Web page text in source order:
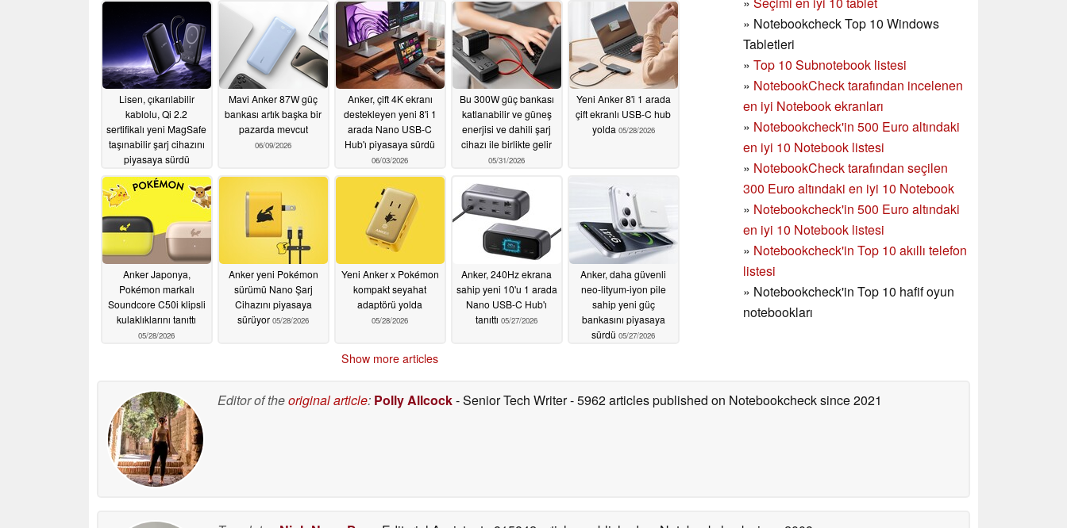
» Notebookcheck Top 10 Windows
Tabletleri
» Top 10 Subnotebook listesi
» NotebookCheck tarafından incelenen
en iyi Notebook ekranları
» Notebookcheck'in 500 Euro altındaki
en iyi 10 Notebook listesi
» NotebookCheck tarafından seçilen
300 Euro altındaki en iyi 10 Notebook
» Notebookcheck'in 500 Euro altındaki
en iyi 10 Notebook listesi
» Notebookcheck'in Top 10 akıllı telefon
listesi
» Notebookcheck'in Top 10 hafif oyun
notebookları
Lisen, çıkarılabilir
kablolu, Qi 2.2
sertifikalı yeni MagSafe
taşınabilir şarj cihazını
piyasaya sürdü
07/02/2026
Mavi Anker 87W güç
bankası artık başka bir
pazarda mevcut
06/09/2026
Anker, çift 4K ekranı
destekleyen yeni 8'i 1
arada Nano USB-C
Hub'ı piyasaya sürdü
06/03/2026
Bu 300W güç bankası
katlanabilir ve güneş
enerjisi ve dahili şarj
cihazı ile birlikte gelir
05/31/2026
Yeni Anker 8'i 1 arada
çift ekranlı USB-C hub
yolda 05/28/2026
Anker Japonya,
Pokémon markalı
Soundcore C50i klipsli
kulaklıklarını tanıttı
05/28/2026
Anker yeni Pokémon
sürümü Nano Şarj
Cihazını piyasaya
sürüyor 05/28/2026
Yeni Anker x Pokémon
kompakt seyahat
adaptörü yolda
05/28/2026
Anker, 240Hz ekrana
sahip yeni 10'u 1 arada
Nano USB-C Hub'ı
tanıttı 05/27/2026
Anker, daha güvenli
neo-lityum-iyon pile
sahip yeni güç
bankasını piyasaya
sürdü 05/27/2026
Show more articles
Editor of theoriginal article: Polly Allcock- Senior Tech Writer- 5962 articles published on Notebookchecksince 2021